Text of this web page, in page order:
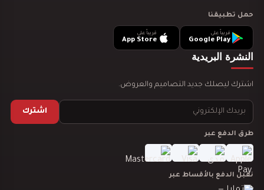
تصميم ديكور مدينة العاب مائية
تصميم ديكور نادي رياضي GYM
حمل تطبيقنا
قريباً على
Google Play
قريباً على
App Store
النشرة البريدية
اشترك ليصلك جديد التصاميم والعروض.
اشترك
طرق الدفع عبر
نقبل الدفع بالأقساط عبر